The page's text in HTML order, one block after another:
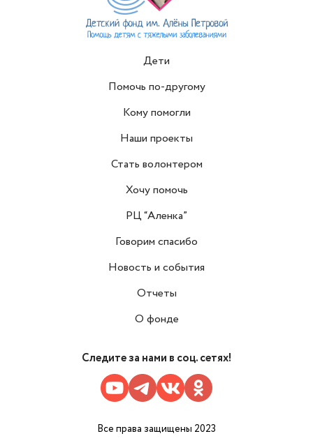
Дети
Помочь по-другому
Кому помогли
Наши проекты
Стать волонтером
Хочу помочь
РЦ “Аленка”
Говорим спасибо
Новость и события
Отчеты
О фонде
Следите за нами в соц. сетях!
Все права защищены 2023